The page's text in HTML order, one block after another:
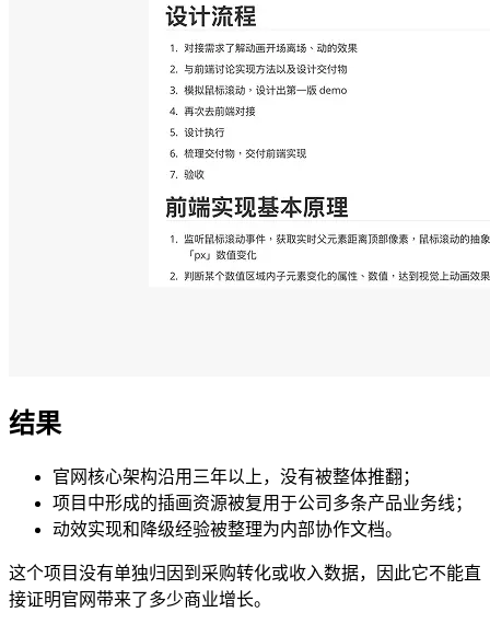
结果
官网核心架构沿用三年以上，没有被整体推翻；
项目中形成的插画资源被复用于公司多条产品业务线；
动效实现和降级经验被整理为内部协作文档。
这个项目没有单独归因到采购转化或收入数据，因此它不能直
接证明官网带来了多少商业增长。